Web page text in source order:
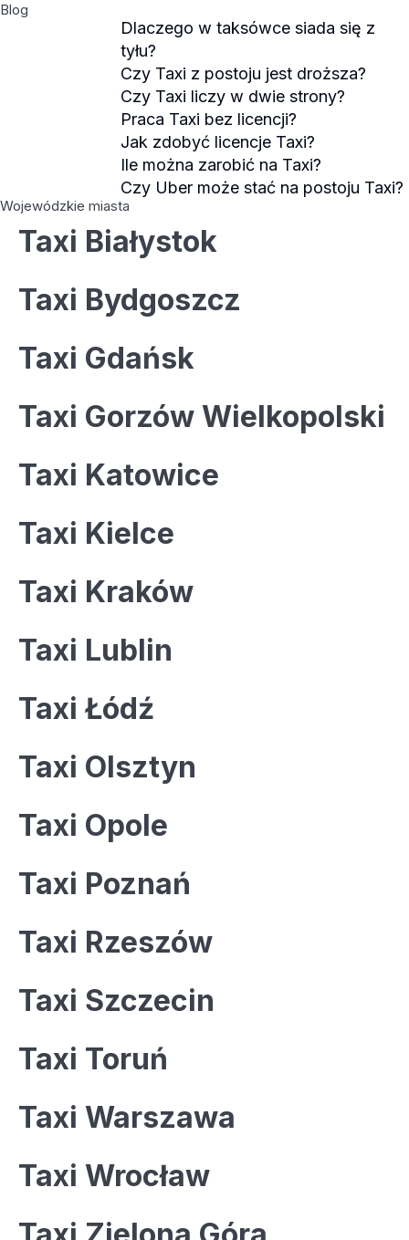
Blog
Dlaczego w taksówce siada się z
tyłu?
Czy Taxi z postoju jest droższa?
Czy Taxi liczy w dwie strony?
Praca Taxi bez licencji?
Jak zdobyć licencje Taxi?
Ile można zarobić na Taxi?
Czy Uber może stać na postoju Taxi?
Wojewódzkie miasta
Taxi Białystok
Taxi Bydgoszcz
Taxi Gdańsk
Taxi Gorzów Wielkopolski
Taxi Katowice
Taxi Kielce
Taxi Kraków
Taxi Lublin
Taxi Łódź
Taxi Olsztyn
Taxi Opole
Taxi Poznań
Taxi Rzeszów
Taxi Szczecin
Taxi Toruń
Taxi Warszawa
Taxi Wrocław